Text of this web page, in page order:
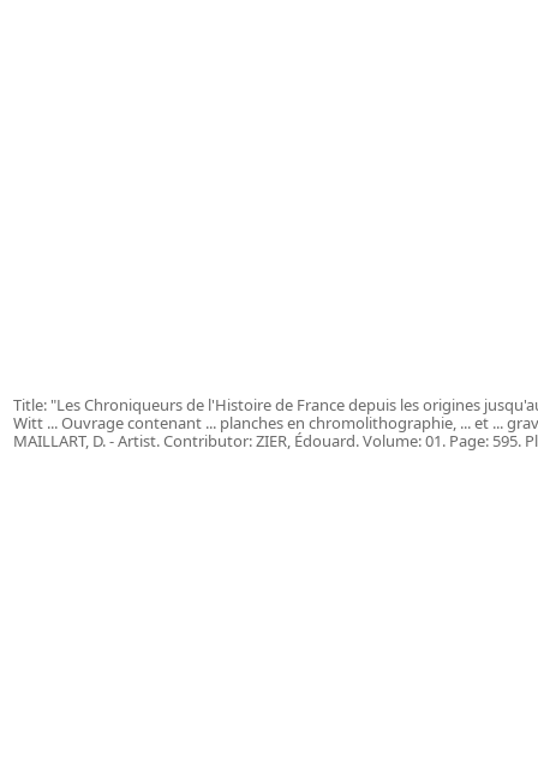
Title: "Les Chroniqueurs de l'Histoire de France depuis les origines
Witt ... Ouvrage contenant ... planches en chromolithographie, ... et ...
MAILLART, D. - Artist. Contributor: ZIER, Édouard. Volume: 01. Page: 595.